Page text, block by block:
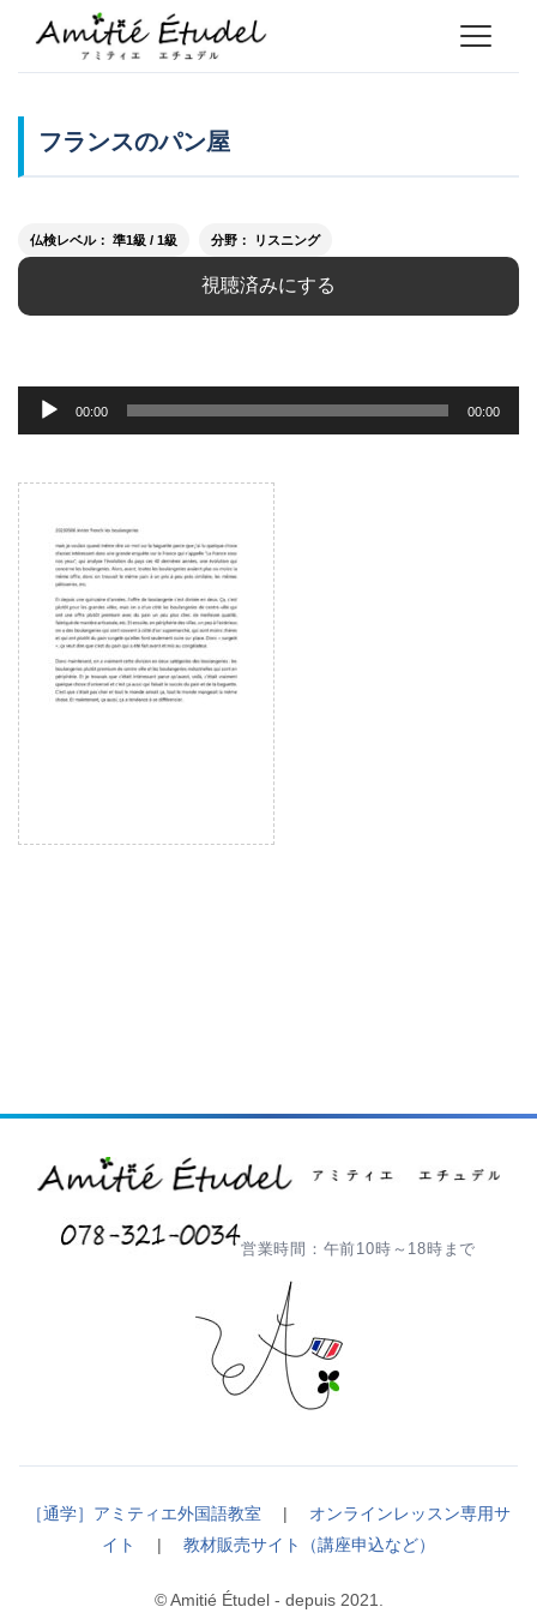
フランスのパン屋
仏検レベル： 準1級 / 1級 分野： リスニング
視聴済みにする
声
レ
ー
ヤ
ー
00:00 00:00
営業時間：午前10時～18時まで
［通学］アミティエ外国語教室 | オンラインレッスン専用サ
イト
| 教材販売サイト（講座申込など）
© Amitié Étudel - depuis 2021.